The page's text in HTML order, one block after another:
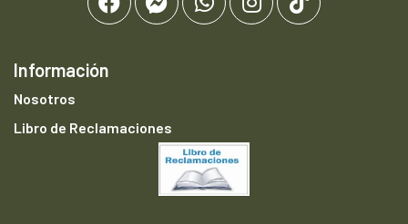
Información
Nosotros
Libro de Reclamaciones